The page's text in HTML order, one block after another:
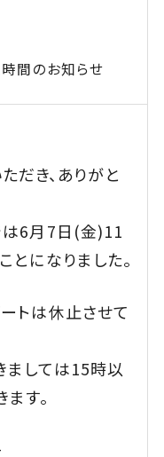
間のお知らせ
き、ありがと
は6月7日(金)11
になりました。
トは休止させて
ましては15時以
す。